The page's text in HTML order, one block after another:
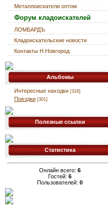
Металлоискатели оптом
Форум кладоискателей
ЛОМБАРДЪ
Кладоискательские новости
Контакты Н.Новгород
Альбомы
Интересные находки [316]
Поездки [301]
Полезные ссылки
Статистика
Онлайн всего: 6
Гостей: 6
Пользователей: 0